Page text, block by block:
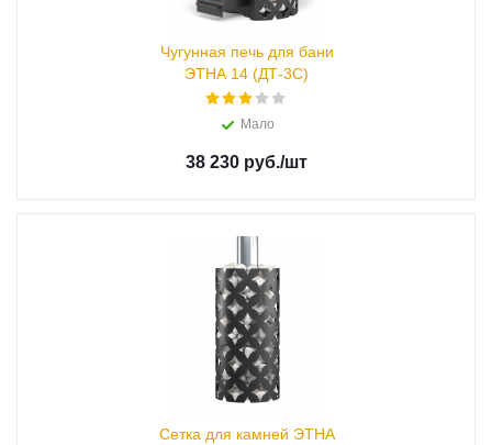
Чугунная печь для бани
ЭТНА 14 (ДТ-3С)
Мало
38 230 руб./шт
Сетка для камней ЭТНА